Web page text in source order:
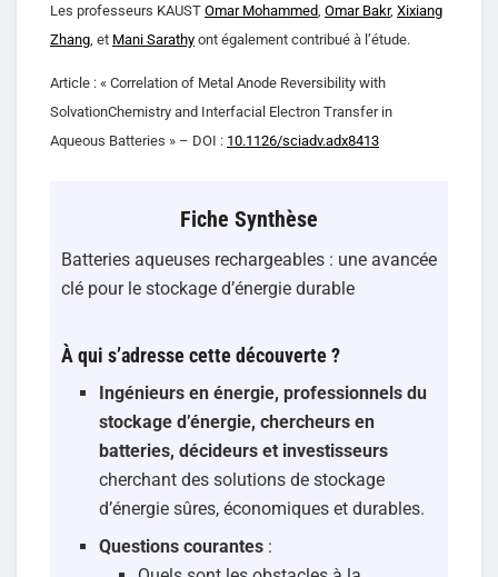
Les professeurs KAUST Omar Mohammed Omar Bakr, Xixiang
Zhang , et Mani Sarathy ont également contribué à l’étude.
Article : « Correlation of Metal Anode Reversibility with
SolvationChemistry and Interfacial Electron Transfer in
Aqueous Batteries » – DOI : 10.1126/sciadv.adx8413
Fiche Synthèse
Batteries aqueuses rechargeables : une avancée
clé pour le stockage d’énergie durable
À qui s’adresse cette découverte ?
Ingénieurs en énergie, professionnels du
stockage d’énergie, chercheurs en
batteries, décideurs et investisseurs
cherchant des solutions de stockage
d’énergie sûres, économiques et durables.
Questions courantes :